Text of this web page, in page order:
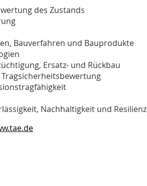
des Zustands
Bauverfahren und Bauprodukte
Ersatz- und Rückbau
Nachhaltigkeit und Resilienz